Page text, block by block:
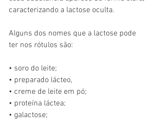
caracterizando a lactose oculta.
Alguns dos nomes que a lactose pode
ter nos rótulos são:
• soro do leite;
• preparado lácteo,
• creme de leite em pó;
• proteína láctea;
• galactose;